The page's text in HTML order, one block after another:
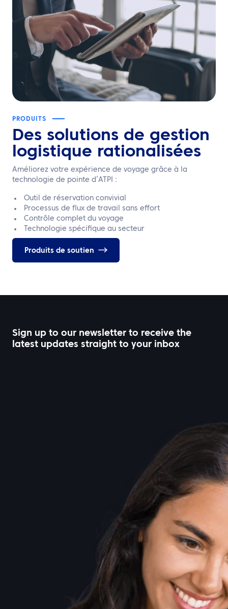
PRODUITS
Des solutions de gestion
logistique rationalisées
Améliorez votre expérience de voyage grâce à la
technologie de pointe d’ATPI :
Outil de réservation convivial
Processus de flux de travail sans effort
Contrôle complet du voyage
Technologie spécifique au secteur
Produits de soutien
Sign up to our newsletter to receive the
latest updates straight to your inbox